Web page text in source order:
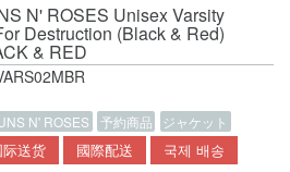
N' ROSES Unisex Varsity
Destruction (Black & Red)
& RED
N' ROSES 予約商品 ジャケット
际送货 國際配送 국제 배송